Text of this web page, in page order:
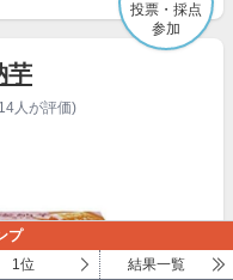
芋
人が評価)
投票・採点
参加
プ
1位 結果一覧